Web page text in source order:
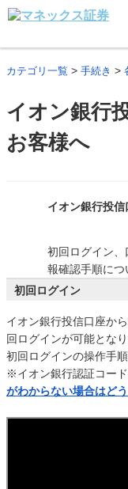
カテゴリ一覧 > 手続き >
イオン銀行
お客様へ
イオン銀行投
初回ログイン
報確認手順につ
初回ログイン
イオン銀行投信口座か
回ログインが可能となり
初回ログインの操作手
※イオン銀行認証コー
がわからない場合はど